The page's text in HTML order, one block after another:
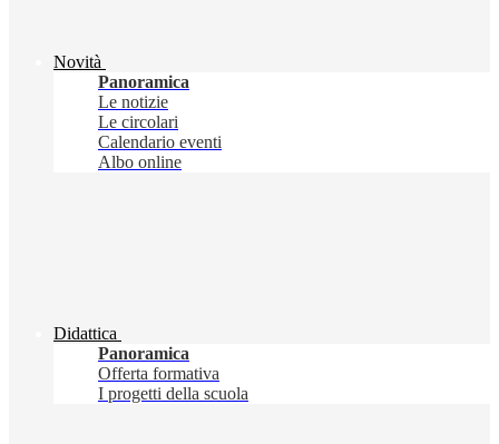
Novità
Panoramica
Le notizie
Le circolari
Calendario eventi
Albo online
Didattica
Panoramica
Offerta formativa
I progetti della scuola